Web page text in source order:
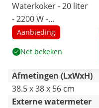
Waterkoker - 20 liter
- 2200 W -
opvangschaal
Aanbieding
Net bekeken
Afmetingen (LxWxH)
38.5 x 38 x 56 cm
Externe watermeter